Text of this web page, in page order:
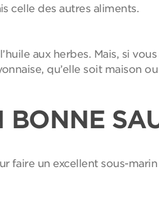
celle des autres aliments.
aux herbes. Mais, si
qu’elle soit maison
faire un excellent sous-